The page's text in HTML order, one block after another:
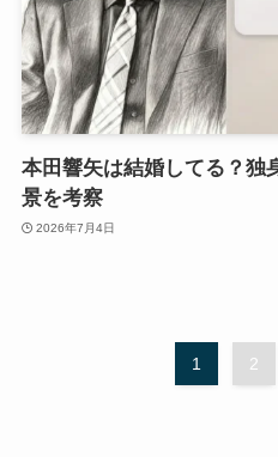
本田響矢は結婚してる？独
景を考察
2026年7月4日
1 2